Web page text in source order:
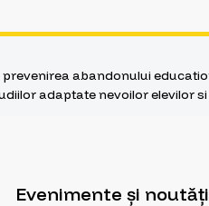
abandonului
adaptate nevoilor elevilor
Evenimente și noutăți